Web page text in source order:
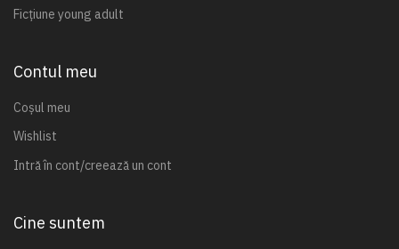
Ficțiune young adult
Contul meu
Coșul meu
Wishlist
Intră în cont/creează un cont
Cine suntem